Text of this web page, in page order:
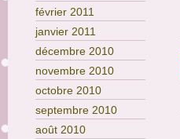
février 2011
janvier 2011
décembre 2010
novembre 2010
octobre 2010
septembre 2010
août 2010